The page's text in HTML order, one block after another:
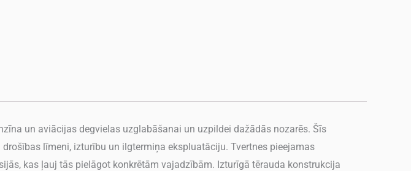
un aviācijas degvielas uzglabāšanai un uzpildei dažādās nozarēs. Šīs
līmeni, izturību un ilgtermiņa ekspluatāciju. Tvertnes pieejamas
kas ļauj tās pielāgot konkrētām vajadzībām. Izturīgā tērauda konstrukcija